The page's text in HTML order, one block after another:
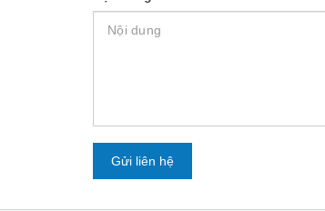
Gửi liên hệ